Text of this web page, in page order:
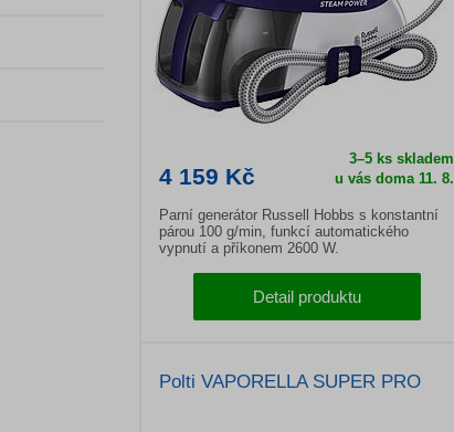
4 159 Kč
3–5 ks skladem
u vás doma 11. 8.
Parní generátor Russell Hobbs s konstantní
párou 100 g/min, funkcí automatického
vypnutí a příkonem 2600 W.
Detail produktu
Polti VAPORELLA SUPER PRO